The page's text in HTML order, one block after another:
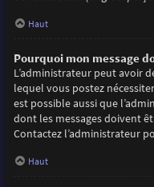
Haut
Pourquoi mon message
L’administrateur peut avoir
lequel vous postez
est possible aussi que
dont les messages doivent
Contactez l’administrateur
Haut